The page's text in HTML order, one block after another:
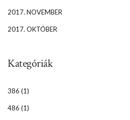
2017. NOVEMBER
2017. OKTÓBER
Kategóriák
386 (1)
486 (1)